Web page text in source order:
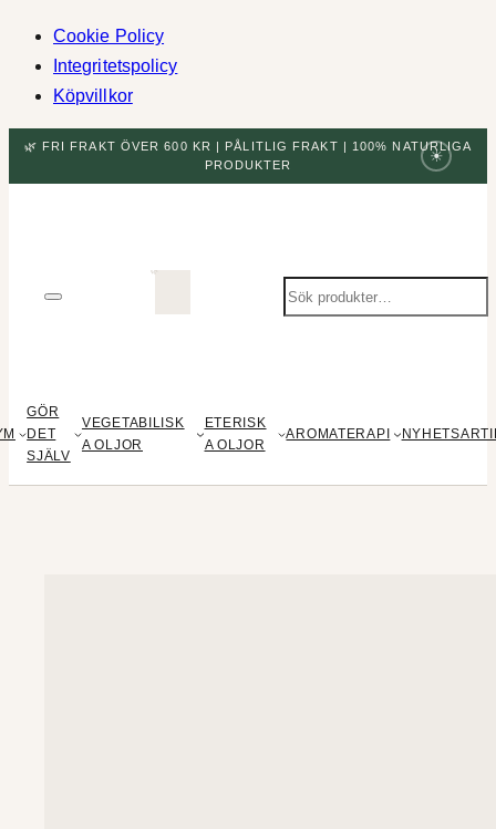
Cookie Policy
Integritetspolicy
Köpvillkor
🌿 FRI FRAKT ÖVER 600 KR | PÅLITLIG FRAKT | 100% NATURLIGA
PRODUKTER
☀
Sök
produkter
GÖR
DET
SJÄLV
VEGETABILISK
A OLJOR
ETERISK
A OLJOR
AROMATERAPI